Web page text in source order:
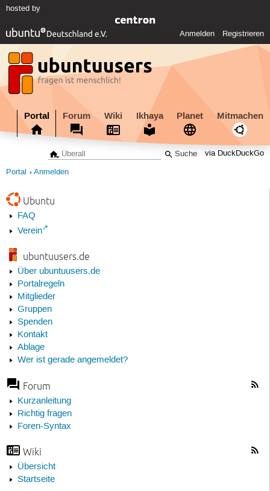
hosted by
Anmelden Registrieren
Portal Forum Wiki Ikhaya Planet Mitmachen
via DuckDuckGo
Portal Anmelden
Ubuntu
FAQ
Verein
ubuntuusers.de
Über ubuntuusers.de
Portalregeln
Mitglieder
Gruppen
Spenden
Kontakt
Ablage
Wer ist gerade angemeldet?
Forum
Kurzanleitung
Richtig fragen
Foren-Syntax
Wiki
Übersicht
Startseite